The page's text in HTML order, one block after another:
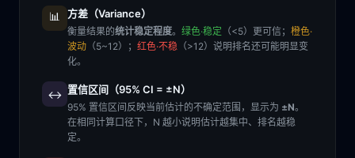
📊 方差（Variance）
衡量结果的统计稳定程度。 绿色·稳定 （<5）更可信； 橙色·
波动 （5~12）； 红色·不稳 （>12）说明排名还可能明显变
化。
↔️ 置信区间（95% CI = ±N）
95% 置信区间反映当前估计的不确定范围，显示为 ±N。
在相同计算口径下，N 越小说明估计越集中、排名越稳
定。